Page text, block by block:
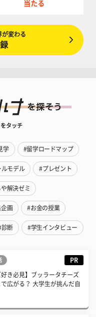
当たる
が変わる
タッチ
学 #留学ロードマップ
ルモデル #プレゼント
解決ゼミ
画 #お金の授業
診断 #学生インタビュー
PR
好き必見】ブッラータチーズ
広がる？ 大学生が挑んだ自